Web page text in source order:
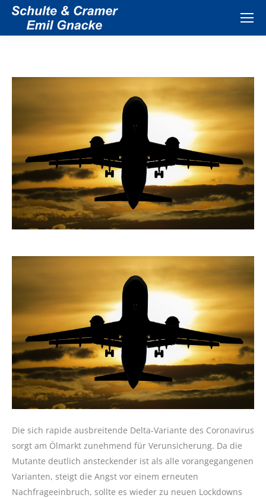
Die sich rapide ausbreitende Delta-Variante des Coronavirus
sorgt am Ölmarkt zunehmend für Verunsicherung. Da die
Mutante deutlich ansteckender ist als alle vorangegangenen
Varianten, steigt die Angst vor einem erneuten
Nachfrageeinbruch, sollte es wieder zu neuen Lockdowns